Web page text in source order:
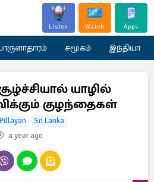
Listen Watch Apps
சமூகம் இந்தியா
யாழில்
குழந்தைகள்
Pillayan
Sri Lanka
a year ago